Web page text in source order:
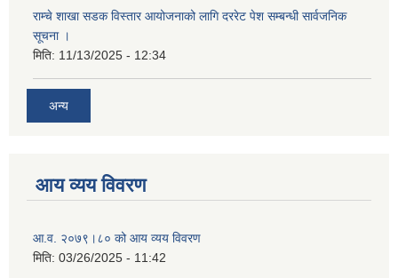
राम्चे शाखा सडक विस्तार आयोजनाको लागि दररेट पेश सम्बन्धी सार्वजनिक
सूचना ।
मिति: 11/13/2025 - 12:34
अन्य
आय व्यय विवरण
आ.व. २०७९।८० को आय व्यय विवरण
मिति: 03/26/2025 - 11:42